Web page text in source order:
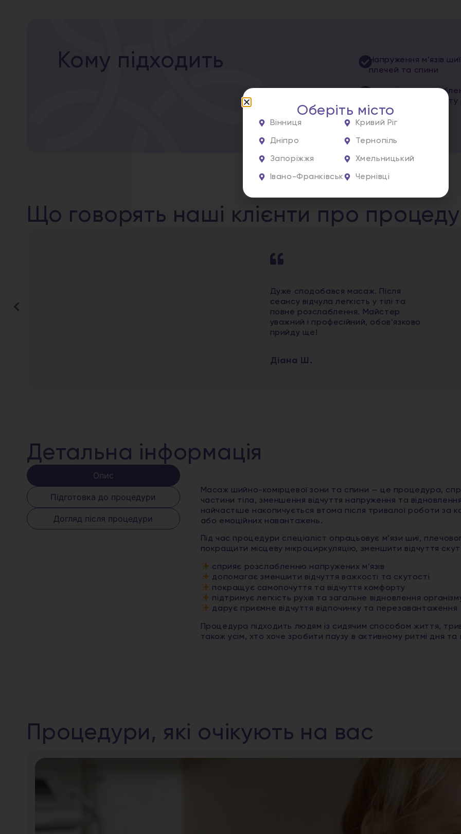
Кому підходить
Напруження м’язів
плечей та спини
Потреба у
відновленні комфорту
Що говорять наші клієнти про
Дуже сподобався масаж. Після
сеансу відчула легкість у тілі та
повне розслаблення. Майстер
уважний і професійний, обов’язково
прийду ще!
Діана Ш.
Детальна інформація
Опис
Підготовка до процедури
Догляд після процедури
Масаж шийно-комірцевої зони та спини — це процедура,
частини тіла, зменшення відчуття напруження та
найчастіше накопичується втома після тривалої роботи за
або емоційних навантажень.
Під час процедури спеціаліст опрацьовує м’язи шиї,
покращити місцеву мікроциркуляцію, зменшити відчуття
сприяє розслабленню напружених м’язів
допомагає зменшити відчуття важкості та скутості
покращує самопочуття та відчуття комфорту
підтримує легкість рухів та загальне відновлення
дарує приємне відчуття відпочинку та перезавантаження
Процедура підходить людям із сидячим способом життя,
також усім, хто хоче зробити паузу в активному ритмі дня
Процедури, які очікують на вас
Оберіть місто
Вінниця
Дніпро
Запоріжжя
Івано-Франківськ
Кривий Ріг
Тернопіль
Хмельницький
Чернівці